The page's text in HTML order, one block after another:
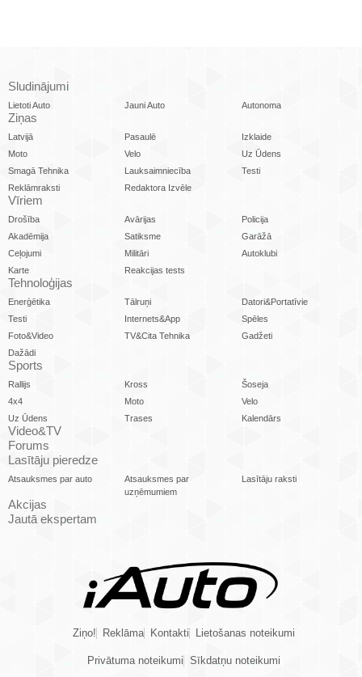
Sludinājumi
Lietoti Auto Jauni Auto Autonoma
Ziņas
Latvijā Pasaulē
Izklaide
Moto
Velo
Uz Ūdens
Smagā Tehnika
Lauksaimniecība
Testi
Reklāmraksti
Redaktora Izvēle
Vīriem
Drošība Avārijas
Policija
Akadēmija
Satiksme
Garāžā
Ceļojumi
Militāri
Autoklubi
Karte
Reakcijas tests
Tehnoloģijas
Enerģētika Tālruņi
Datori&Portatīvie
Testi
Internets&App
Spēles
Foto&Video
TV&Cita Tehnika
Gadžeti
Dažādi
Sports
Rallijs Kross
Šoseja
4x4
Moto
Velo
Uz Ūdens
Trases Kalendārs
Video&TV
Forums
Lasītāju pieredze
Atsauksmes par auto
Atsauksmes par
uzņēmumiem
Lasītāju raksti
Akcijas
Jautā ekspertam
Ziņo! Reklāma Kontakti Lietošanas noteikumi
Privātuma noteikumi Sīkdatņu noteikumi